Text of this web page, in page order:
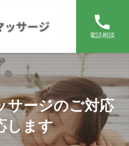
電話相談
サージのご対応
します